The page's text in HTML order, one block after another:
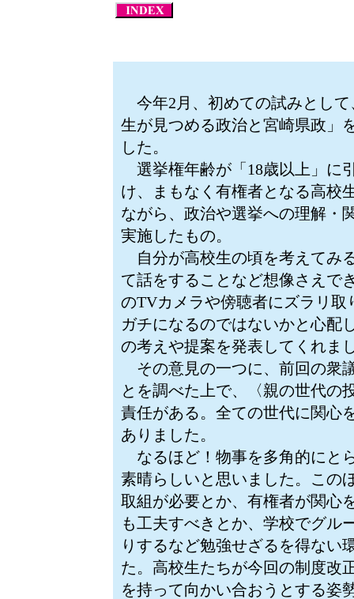
今年2月、初めての試みとして
生が見つめる政治と宮崎県政」
した。
選挙権年齢が「18歳以上」に
け、まもなく有権者となる高校
ながら、政治や選挙への理解・
実施したもの。
自分が高校生の頃を考えてみ
て話をすることなど想像さえで
のTVカメラや傍聴者にズラリ
ガチになるのではないかと心配
の考えや提案を発表してくれま
その意見の一つに、前回の衆
とを調べた上で、〈親の世代の
責任がある。全ての世代に関心
ありました。
なるほど！物事を多角的にと
素晴らしいと思いました。この
取組が必要とか、有権者が関心
も工夫すべきとか、学校でグル
りするなど勉強せざるを得ない
た。高校生たちが今回の制度改
を持って向かい合おうとする姿